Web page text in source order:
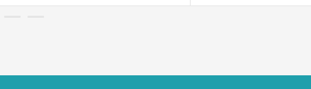
производитель
производитель